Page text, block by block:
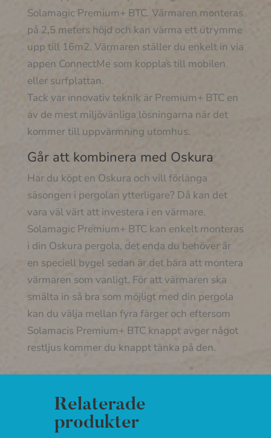
Solamagic Premium+ BTC. Värmaren monteras
på 2,5 meters höjd och kan värma ett utrymme
upp till 16m2. Värmaren ställer du enkelt in via
appen ConnectMe som kopplas till mobilen
eller surfplattan.
Tack var innovativ teknik är Premium+ BTC en
av de mest miljövänliga lösningarna när det
kommer till uppvärmning utomhus.
Går att kombinera med Oskura
Har du köpt en Oskura och vill förlänga
säsongen i pergolan ytterligare? Då kan det
vara väl värt att investera i en värmare.
Solamagic Premium+ BTC kan enkelt monteras
i din Oskura pergola, det enda du behöver är
en speciell bygel sedan är det bara att montera
värmaren som vanligt. För att värmaren ska
smälta in så bra som möjligt med din pergola
kan du välja mellan fyra färger och eftersom
Solamacis Premium+ BTC knappt avger något
restljus kommer du knappt tänka på den.
Relaterade
produkter